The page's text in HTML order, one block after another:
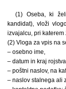
(1) Oseba, ki
kandidat), vloži
izvajalcu, pri katerem
(2) Vloga za vpis na
– osebno ime,
– datum in kraj rojstva,
– poštni naslov, na
– naslov stalnega ali